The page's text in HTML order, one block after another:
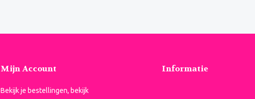
Mijn Account
Bekijk je bestellingen, bekijk
Informatie